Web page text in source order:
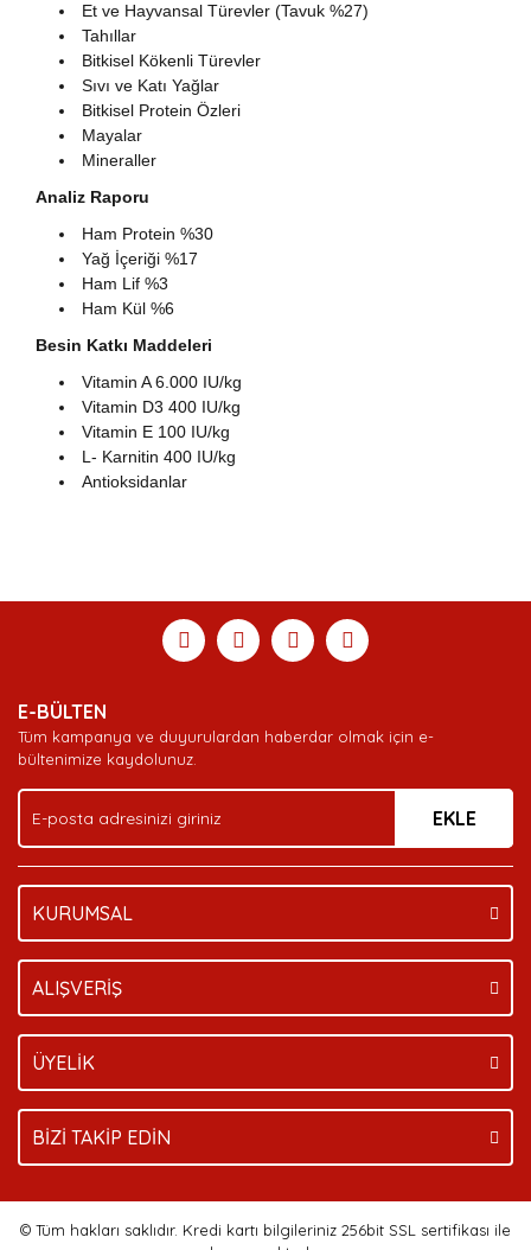
Et ve Hayvansal Türevler (Tavuk %27)
Tahıllar
Bitkisel Kökenli Türevler
Sıvı ve Katı Yağlar
Bitkisel Protein Özleri
Mayalar
Mineraller
Analiz Raporu
Ham Protein %30
Yağ İçeriği %17
​Ham Lif %3
Ham Kül %6
Besin Katkı Maddeleri
Vitamin A 6.000 IU/kg
Vitamin D3 400 IU/kg
Vitamin E 100 IU/kg
L- Karnitin 400 IU/kg
Antioksidanlar
Yorum Yaz
Soru Sor
formunu kullanarak tarafımıza iletebilirsiniz.
Görüş ve önerileriniz için teşekkür ederiz.
Ürün açıklamasında eksik bilgiler bulunuyor.
Ürün bilgilerinde hatalar bulunuyor.
Bu ürüne benzer farklı alternatifler olmalı.
Deneyimini Paylaş
E-BÜLTEN
Tüm kampanya ve duyurulardan haberdar olmak için e-
bültenimize kaydolunuz.
EKLE
KURUMSAL
ALIŞVERİŞ
ÜYELİK
BİZİ TAKİP EDİN
© Tüm hakları saklıdır. Kredi kartı bilgileriniz 256bit SSL sertifikası ile